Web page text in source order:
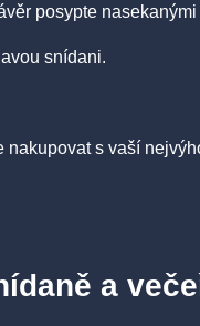
posypte
snídani.
s vaší
a